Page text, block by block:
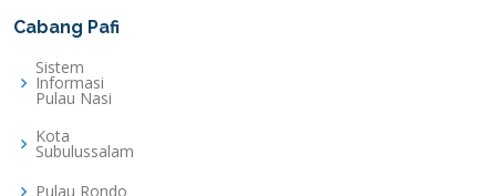
Cabang Pafi
Sistem
Informasi
Pulau Nasi
Kota
Subulussalam
Pulau Rondo